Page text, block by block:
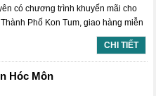
có chương trình khuyến mãi cho
Phố Kon Tum, giao hàng miễn
CHI TIẾT
Hóc Môn